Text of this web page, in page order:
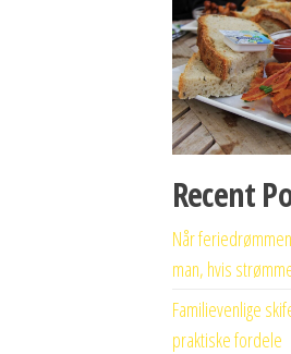
Recent
Når
man, hvis
Familievenlige
praktiske fordele